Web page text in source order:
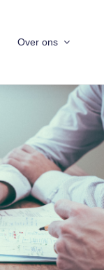
Over ons